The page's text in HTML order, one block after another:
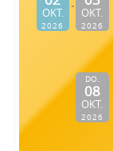
OKT.
2026
OKT.
2026
DO.
08
OKT.
2026